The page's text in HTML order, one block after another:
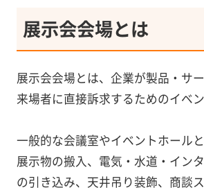
展示会会場とは
展示会会場とは、企業が製品・サ
来場者に直接訴求するためのイベン
一般的な会議室やイベントホール
展示物の搬入、電気・水道・イン
の引き込み、天井吊り装飾、商談